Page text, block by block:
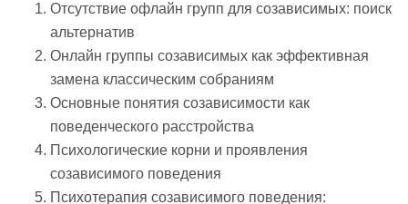
Отсутствие офлайн групп для созависимых: поиск
альтернатив
Онлайн группы созависимых как эффективная
замена классическим собраниям
Основные понятия созависимости как
поведенческого расстройства
Психологические корни и проявления
созависимого поведения
Психотерапия созависимого поведения: